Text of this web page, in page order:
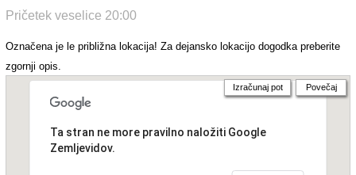
Pričetek veselice 20:00
Označena je le približna lokacija! Za dejansko lokacijo dogodka preberite
zgornji opis.
Ta stran ne more pravilno naložiti Google
Zemljevidov.
Izračunaj pot Povečaj